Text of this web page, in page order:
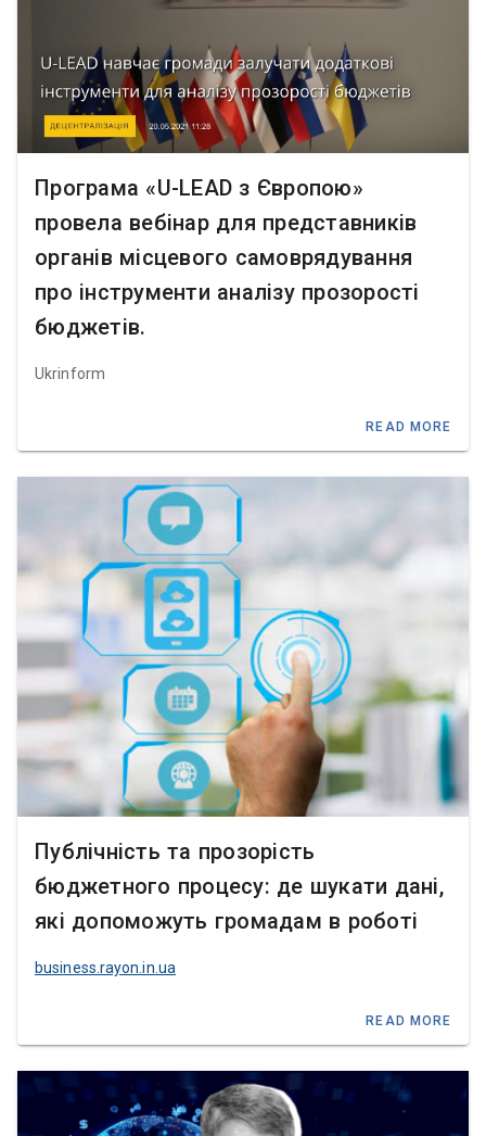
Програма «U-LEAD з Європою»
провела вебінар для представників
органів місцевого самоврядування
про інструменти аналізу прозорості
бюджетів.
Ukrinform
READ MORE
Публічність та прозорість
бюджетного процесу: де шукати дані,
які допоможуть громадам в роботі
business.rayon.in.ua
READ MORE